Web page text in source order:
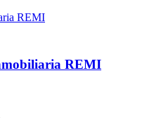
REMI
REMI